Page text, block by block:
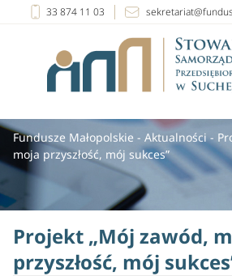
33 874 11 03
Fundusze Małopolskie - Aktualności-
moja przyszłość, mój sukces”
Projekt „Mój zawód,
przyszłość, mój